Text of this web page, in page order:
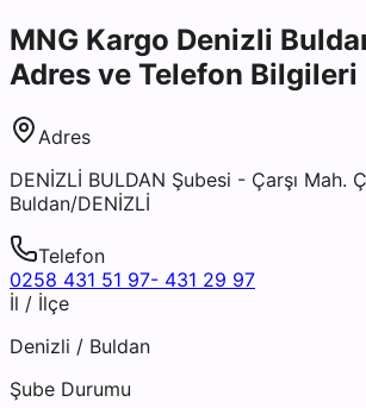
MNG Kargo Denizli
Adres ve Telefon Bilgileri
Adres
DENİZLİ BULDAN Şubesi - Çarşı Mah.
Buldan/DENİZLİ
Telefon
0258 431 51 97- 431 29 97
İl / İlçe
Denizli / Buldan
Şube Durumu